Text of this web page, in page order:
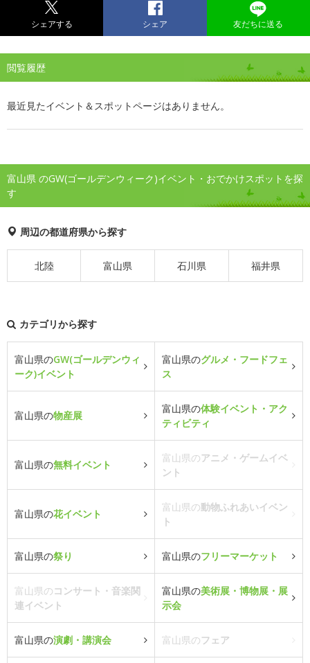
シェアする シェア 友だちに送る
閲覧履歴
最近見たイベント＆スポットページはありません。
富山県 のGW(ゴールデンウィーク)イベント・おでかけスポットを探
す
周辺の都道府県から探す
北陸 富山県 石川県 福井県
カテゴリから探す
富山県のGW(ゴールデンウィ
ーク)イベント
富山県のグルメ・フードフェ
ス
富山県の物産展
富山県の体験イベント・アク
ティビティ
富山県の無料イベント
富山県のアニメ・ゲームイベ
ント
富山県の花イベント
富山県の動物ふれあいイベン
ト
富山県の祭り 富山県のフリーマーケット
富山県のコンサート・音楽関
連イベント
富山県の美術展・博物展・展
示会
富山県の演劇・講演会 富山県のフェア